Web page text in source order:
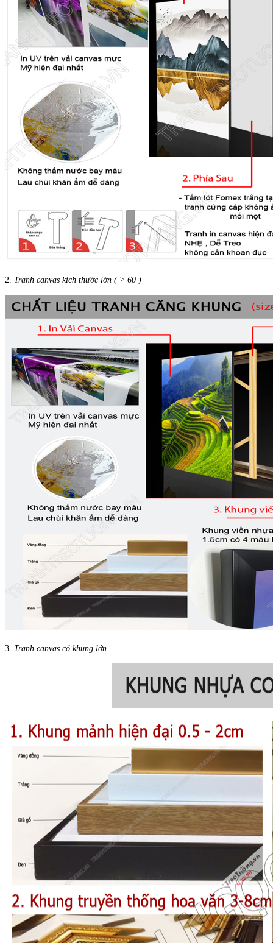
2. Tranh canvas kích thước lớn ( > 60 )
3. Tranh canvas có khung lớn